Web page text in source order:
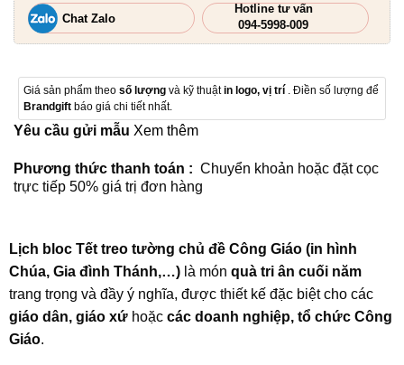
Chat Zalo
Hotline tư vấn
094-5998-009
Giá sản phẩm theo số lượng và kỹ thuậtin logo, vị trí . Điền số lượng để
Brandgift báo giá chi tiết nhất.
Yêu cầu gửi mẫu Xem thêm
Phương thức thanh toán : Chuyển khoản hoặc đặt cọc
trực tiếp 50% giá trị đơn hàng
Lịch bloc Tết treo tường chủ đề Công Giáo (in hình
Chúa, Gia đình Thánh,…)là món quà tri ân cuối năm
trang trọng và đầy ý nghĩa, được thiết kế đặc biệt cho các
giáo dân, giáo xứhoặc các doanh nghiệp, tổ chức Công
Giáo.